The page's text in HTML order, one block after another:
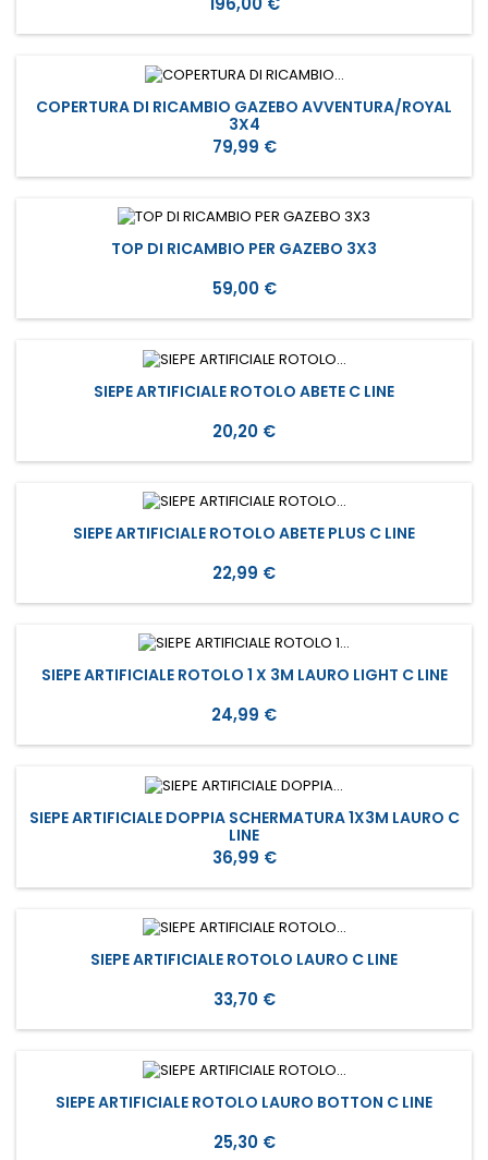
COPERTURA DI RICAMBIO GAZEBO AVVENTURA/ROYAL
3X4
Prezzo
79,99 €
TOP DI RICAMBIO PER GAZEBO 3X3
Prezzo
59,00 €
SIEPE ARTIFICIALE ROTOLO ABETE C LINE
Prezzo
20,20 €
SIEPE ARTIFICIALE ROTOLO ABETE PLUS C LINE
Prezzo
22,99 €
SIEPE ARTIFICIALE ROTOLO 1 X 3M LAURO LIGHT C LINE
Prezzo
24,99 €
SIEPE ARTIFICIALE DOPPIA SCHERMATURA 1X3M LAURO C
LINE
Prezzo
36,99 €
SIEPE ARTIFICIALE ROTOLO LAURO C LINE
Prezzo
33,70 €
SIEPE ARTIFICIALE ROTOLO LAURO BOTTON C LINE
Prezzo
25,30 €